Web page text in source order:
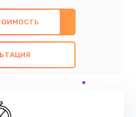
ремонт с
компонентов, а
всех
цель - предоставить
записаться на